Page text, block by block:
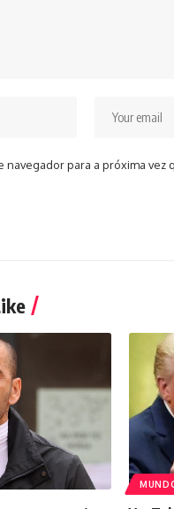
navegador para a próxima vez